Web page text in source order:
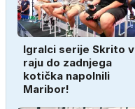
Igralci serije Skrito v
raju do zadnjega
kotička napolnili
Maribor!